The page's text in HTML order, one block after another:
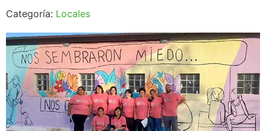
Categoría: Locales